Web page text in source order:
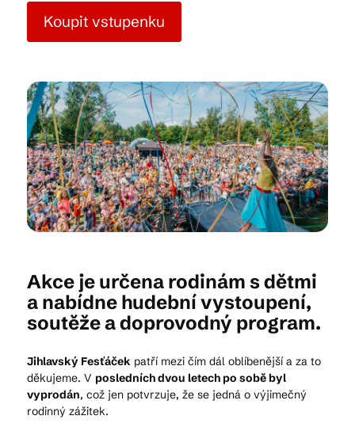
Články
Praktické info
Kam vyrazit
© 2026 Brána Jihlavy
Koupit vstupenku
Akce je určena rodinám s dětmi
a nabídne hudební vystoupení,
soutěže a doprovodný program.
Jihlavský Fesťáček patří mezi čím dál oblíbenější a za to
děkujeme. V posledních dvou letech po sobě byl
vyprodán, což jen potvrzuje, že se jedná o výjimečný
rodinný zážitek.